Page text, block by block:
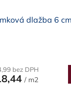
dlažba 6
bez DPH
/ m2